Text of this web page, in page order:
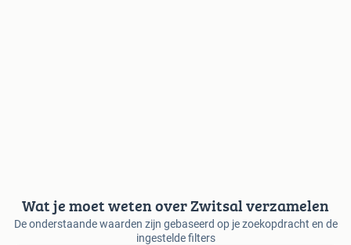
Wat je moet weten over Zwitsal verzamelen
De onderstaande waarden zijn gebaseerd op je zoekopdracht en de
ingestelde filters